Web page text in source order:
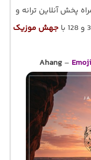
پخش آنلاین ترانه و
جهش موزیک
Ahang –